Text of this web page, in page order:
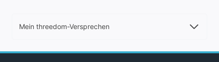
Mein threedom-Versprechen